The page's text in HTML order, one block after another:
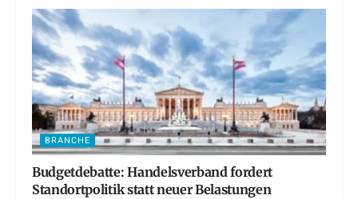
BRANCHE
Budgetdebatte: Handelsverband fordert
Standortpolitik statt neuer Belastungen